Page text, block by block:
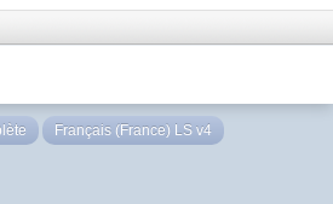
Français (France) LS v4